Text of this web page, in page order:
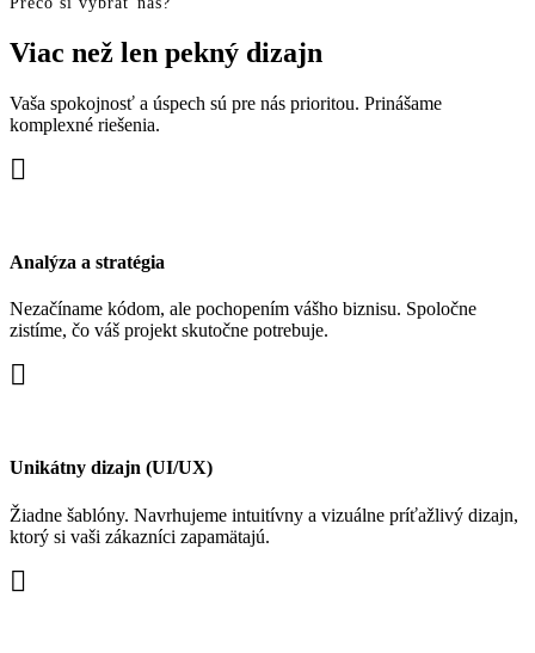
Viac než len pekný dizajn
Vaša spokojnosť a úspech sú pre nás prioritou. Prinášame
komplexné riešenia.
Analýza a stratégia
Nezačíname kódom, ale pochopením vášho biznisu. Spoločne
zistíme, čo váš projekt skutočne potrebuje.
Unikátny dizajn (UI/UX)
Žiadne šablóny. Navrhujeme intuitívny a vizuálne príťažlivý dizajn,
ktorý si vaši zákazníci zapamätajú.